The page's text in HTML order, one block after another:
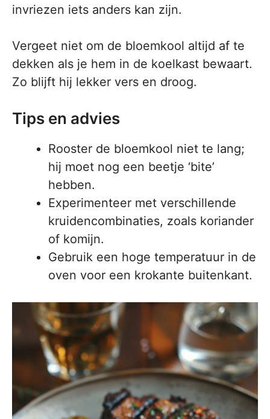
invriezen iets anders kan zijn.
Vergeet niet om de bloemkool altijd af te
dekken als je hem in de koelkast bewaart.
Zo blijft hij lekker vers en droog.
Tips en advies
Rooster de bloemkool niet te lang;
hij moet nog een beetje ‘bite’
hebben.
Experimenteer met verschillende
kruidencombinaties, zoals koriander
of komijn.
Gebruik een hoge temperatuur in de
oven voor een krokante buitenkant.